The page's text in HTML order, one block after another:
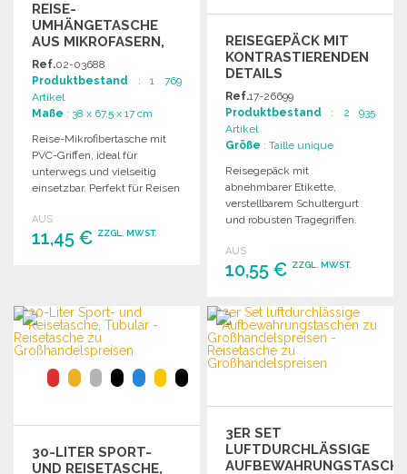
REISE-
UMHÄNGETASCHE
AUS MIKROFASERN,
50 CM
Ref.02-03688
Produktbestand : 1 769
Artikel
Maße : 38 x 67.5 x 17 cm
Reise-Mikrofibertasche mit
PVC-Griffen, ideal für
unterwegs und vielseitig
einsetzbar. Perfekt für Reisen
AUS
11,45 € ZZGL. MWST.
Angebot anfordern
REISEGEPÄCK MIT
KONTRASTIERENDEN
DETAILS
Ref.17-26699
Produktbestand : 2 935
Artikel
Größe : Taille unique
Reisegepäck mit
abnehmbarer Etikette,
verstellbarem Schultergurt
und robusten Tragegriffen.
und Druckflächen für
individuelle Gestaltung.
AUS
10,55 € ZZGL. MWST.
BESTELLEN
Angebot anfordern
30-LITER SPORT-
UND REISETASCHE,
3ER SET
LUFTDURCHLÄSSIGE